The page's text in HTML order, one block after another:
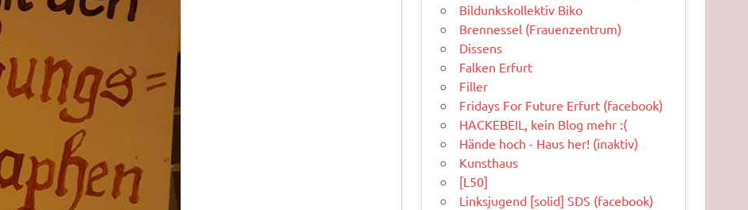
Bildunkskollektiv Biko
Brennessel (Frauenzentrum)
Dissens
Falken Erfurt
Filler
Fridays For Future Erfurt (facebook)
HACKEBEIL, kein Blog mehr :(
Hände hoch - Haus her! (inaktiv)
Kunsthaus
[L50]
Linksjugend [solid] SDS (facebook)